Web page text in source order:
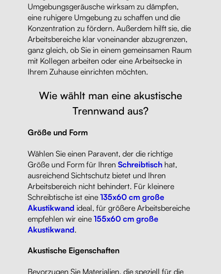
Umgebungsgeräusche wirksam zu dämpfen,
eine ruhigere Umgebung zu schaffen und die
Konzentration zu fördern. Außerdem hilft sie, die
Arbeitsbereiche klar voneinander abzugrenzen,
ganz gleich, ob Sie in einem gemeinsamen Raum
mit Kollegen arbeiten oder eine Arbeitsecke in
Ihrem Zuhause einrichten möchten.
Wie wählt man eine akustische
Trennwand aus?
Größe und Form
Wählen Sie einen Paravent, der die richtige
Größe und Form für Ihren Schreibtisch hat,
ausreichend Sichtschutz bietet und Ihren
Arbeitsbereich nicht behindert. Für kleinere
Schreibtische ist eine 135x60 cm große
Akustikwand ideal, für größere Arbeitsbereiche
empfehlen wir eine 155x60 cm große
Akustikwand.
Akustische Eigenschaften
Bevorzugen Sie Materialien, die speziell für die